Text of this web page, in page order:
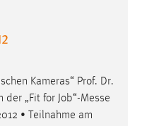
Kameras“ Prof. Dr.
der „Fit for Job“-Messe
• Teilnahme am